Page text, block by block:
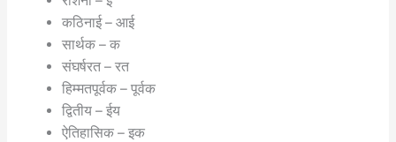
कठिनाई – आई
सार्थक – क
संघर्षरत – रत
हिम्मतपूर्वक – पूर्वक
द्वितीय – ईय
ऐतिहासिक – इक